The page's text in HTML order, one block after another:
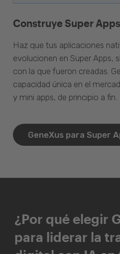
Construye Super
Haz que tus aplicaciones
evolucionen en Super Apps,
con la que fueron creadas.
capacidad única en el
y mini apps, de principio a fin.
GeneXus para Super
¿Por qué elegir
para liderar la